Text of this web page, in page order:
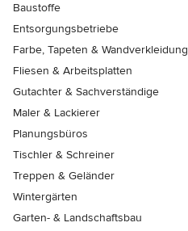
Baustoffe
Entsorgungsbetriebe
Farbe, Tapeten & Wandverkleidung
Fliesen & Arbeitsplatten
Gutachter & Sachverständige
Maler & Lackierer
Planungsbüros
Tischler & Schreiner
Treppen & Geländer
Wintergärten
Garten- & Landschaftsbau